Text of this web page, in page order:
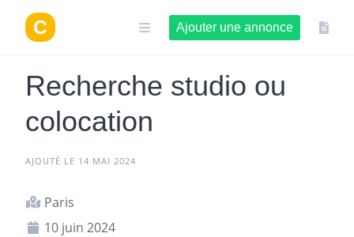
contenu
Ajouter une annonce
Recherche studio ou
colocation
AJOUTÉ LE 14 MAI 2024
Paris
10 juin 2024